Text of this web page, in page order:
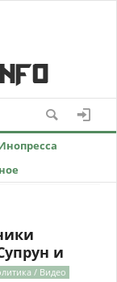
и
/ Видео